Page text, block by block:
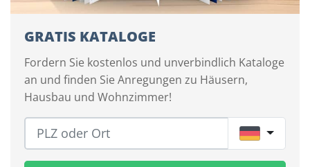
GRATIS KATALOGE
Fordern Sie kostenlos und unverbindlich Kataloge
an und finden Sie Anregungen zu Häusern,
Hausbau und Wohnzimmer!
DE